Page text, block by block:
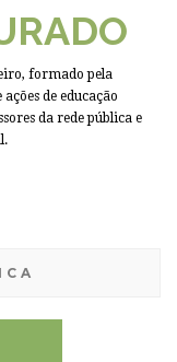
formado pela
de educação
da rede pública e